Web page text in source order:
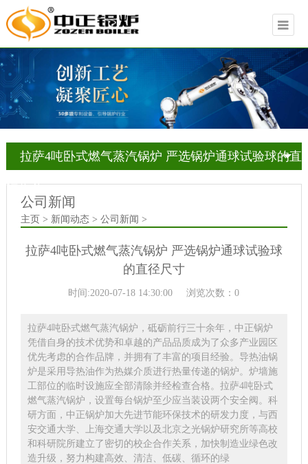
拉萨4吨卧式燃气蒸汽锅炉 严选锅炉通球试验球的直
径尺寸
公司新闻
主页 > 新闻动态 > 公司新闻 >
拉萨4吨卧式燃气蒸汽锅炉 严选锅炉通球试验球
的直径尺寸
时间:2020-07-18 14:30:00 浏览次数：0
拉萨4吨卧式燃气蒸汽锅炉，砥砺前行三十余年，中正锅炉
凭借自身的技术优势和卓越的产品品质成为了众多产业园区
优先考虑的合作品牌，并拥有了丰富的项目经验。导热油锅
炉是采用导热油作为热媒介质进行热量传递的锅炉。炉墙施
工部位的临时设施应全部清除并经检查合格。拉萨4吨卧式
燃气蒸汽锅炉，设置每台锅炉至少应当装设两个安全阀。科
研方面，中正锅炉加大先进节能环保技术的研发力度，与西
安交通大学、上海交通大学以及北京之光锅炉研究所等高校
和科研院所建立了密切的校企合作关系，加快制造业绿色改
造升级，努力构建高效、清洁、低碳、循环的绿